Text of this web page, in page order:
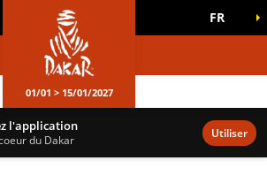
FR
01/01 > 15/01/2027
l'application
du Dakar Utiliser